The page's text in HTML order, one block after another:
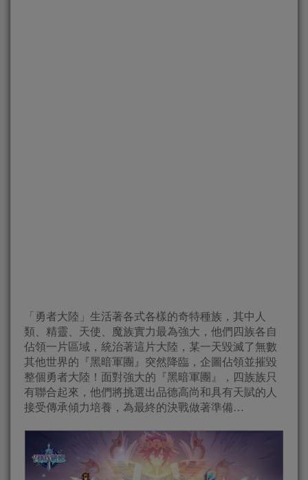
「勇者大陸」生活著各式各樣的奇特種族，其中人
類、精靈、天使、魔族實力最為強大，他們四族各自
佔領一片區域，統治著這片大陸，某一天毀滅了無數
其他世界的『黑暗軍團』突然降臨，企圖佔領並摧毀
整個勇者大陸！面對強大的『黑暗軍團』，四族族只
有聯合起來，他們將挑選出品德高尚和具有天賦的人
接受傳承傾力培養，為最終的決戰做著準備…